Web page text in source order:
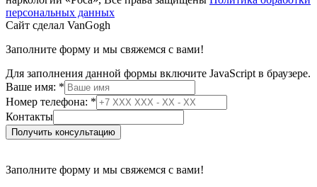
персональных данных
Сайт сделал VanGogh
Заполните форму и мы свяжемся с вами!
Для заполнения данной формы включите JavaScript в браузере.
имя:
Номер
Ваше
Ваше имя: *
Номер телефона: *
Контакты
Получить консультацию
Заполните форму и мы свяжемся с вами!